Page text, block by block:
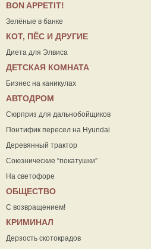
ВON APPETIT!
Зелёные в банке
КОТ, ПЁС И ДРУГИЕ
Диета для Элвиса
ДЕТСКАЯ КОМНАТА
Бизнес на каникулах
АВТОДРОМ
Сюрприз для дальнобойщиков
Понтифик пересел на Hyundai
Деревянный трактор
Союзнические “покатушки”
На светофоре
ОБЩЕСТВО
С возвращением!
КРИМИНАЛ
Дерзость скотокрадов